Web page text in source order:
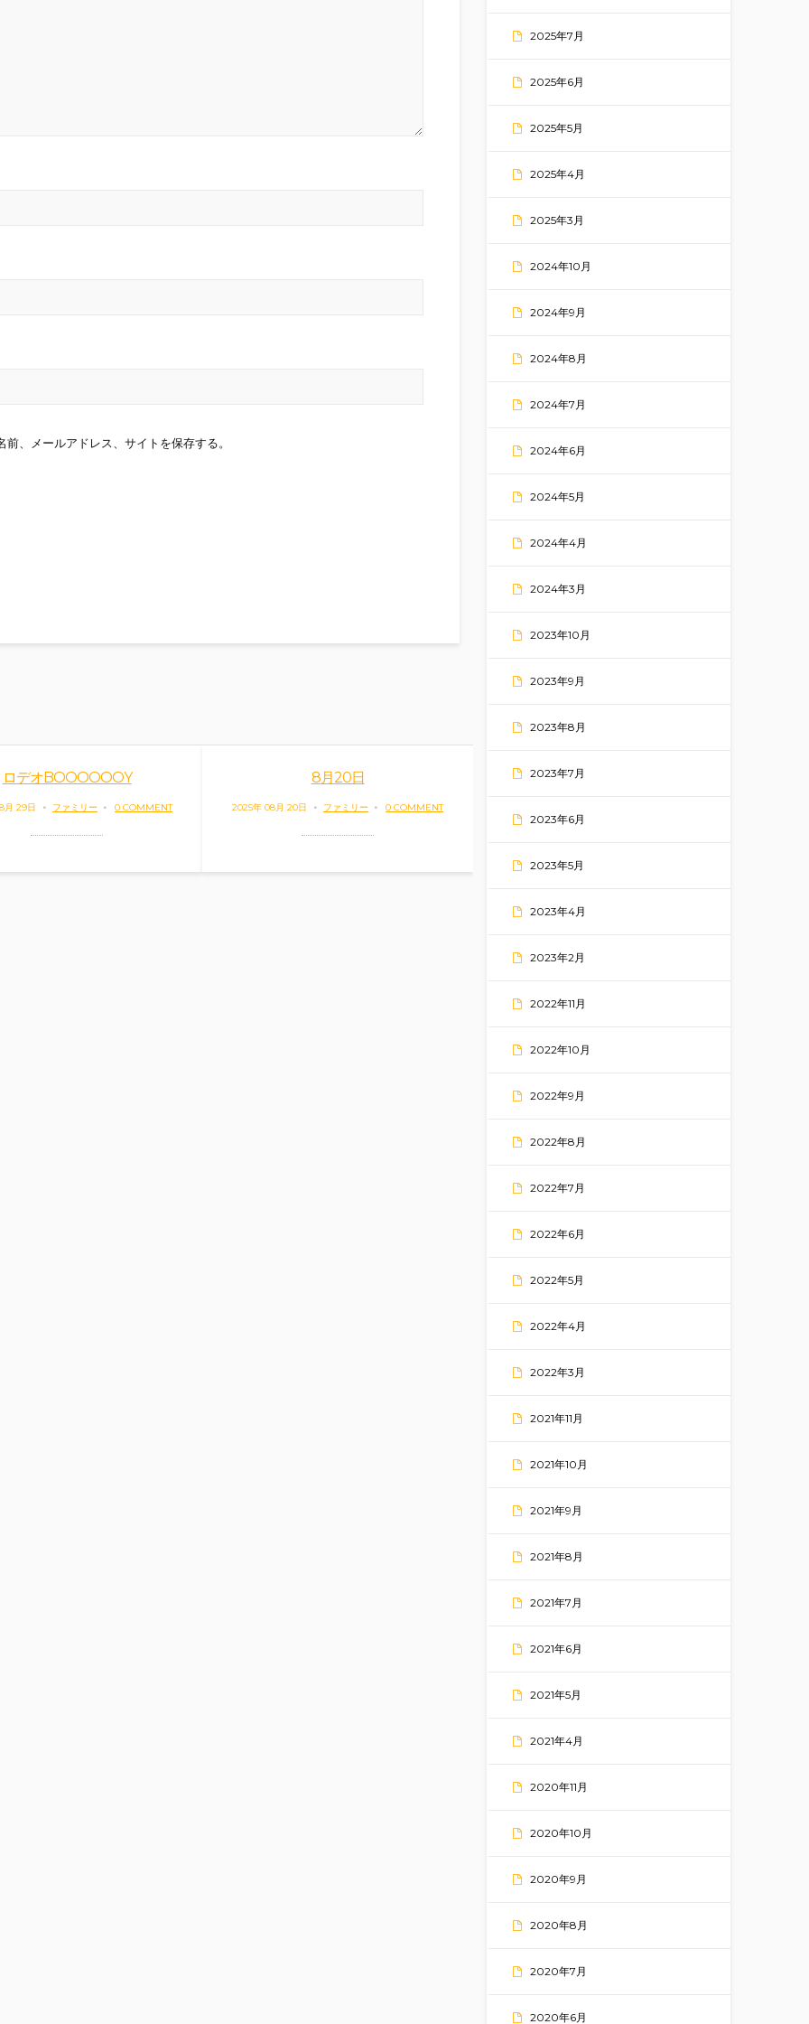
、メールアドレス、サイトを保存する。
ロデオBOOOOOOY
月 29日 ファミリー 0 COMMENT
8月20日
2025年 08月 20日 ファミリー 0 COMMENT
2025年7月
2025年6月
2025年5月
2025年4月
2025年3月
2024年10月
2024年9月
2024年8月
2024年7月
2024年6月
2024年5月
2024年4月
2024年3月
2023年10月
2023年9月
2023年8月
2023年7月
2023年6月
2023年5月
2023年4月
2023年2月
2022年11月
2022年10月
2022年9月
2022年8月
2022年7月
2022年6月
2022年5月
2022年4月
2022年3月
2021年11月
2021年10月
2021年9月
2021年8月
2021年7月
2021年6月
2021年5月
2021年4月
2020年11月
2020年10月
2020年9月
2020年8月
2020年7月
2020年6月